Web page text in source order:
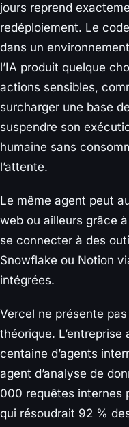
jours reprend
redéploiement. Le
dans un
l’IA produit quelque
actions sensibles,
surcharger une base
suspendre son
humaine sans
l’attente.
Le même agent peut
web ou ailleurs grâce
se connecter à des
Snowflake ou Notion
intégrées.
Vercel ne présente
théorique. L’entreprise
centaine d’agents
agent d’analyse de
000 requêtes internes
qui résoudrait 92 %